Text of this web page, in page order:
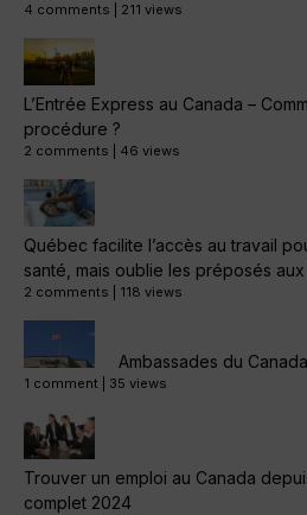
4 comments 211 views
L’Entrée Express au Canada –
procédure ?
2 comments 46 views
Québec facilite l’accès au travail
santé, mais oublie les préposés
2 comments 118 views
Ambassades du
1 comment 35 views
Trouver un emploi au Canada
complet 2024